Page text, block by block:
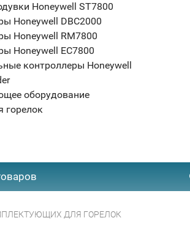
Honeywell ST7800
Honeywell DBC2000
Honeywell RM7800
Honeywell EC7800
контроллеры Honeywell
оборудование
горелок
ДЛЯ ГОРЕЛОК